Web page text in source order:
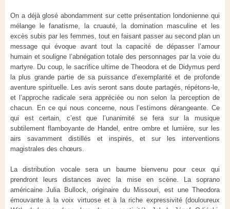
On a déjà glosé abondamment sur cette présentation londonienne qui
mélange le fanatisme, la cruauté, la domination masculine et les
excès subis par les femmes, tout en faisant passer au second plan un
message qui évoque avant tout la capacité de dépasser l’amour
humain et souligne l’abnégation totale des personnages par la voie du
martyre. Du coup, le sacrifice ultime de Theodora et de Didymus perd
la plus grande partie de sa puissance d’exemplarité et de profonde
aventure spirituelle. Les avis seront sans doute partagés, répétons-le,
et l’approche radicale sera appréciée ou non selon la perception de
chacun. En ce qui nous concerne, nous l’estimons dérangeante. Ce
qui est certain, c’est que l’unanimité se fera sur la musique
subtilement flamboyante de Handel, entre ombre et lumière, sur les
airs savamment distillés et inspirés, et sur les interventions
magistrales des chœurs.
La distribution vocale sera un baume bienvenu pour ceux qui
prendront leurs distances avec la mise en scène. La soprano
américaine Julia Bullock, originaire du Missouri, est une Theodora
émouvante à la voix virtuose et à la riche expressivité (douloureux